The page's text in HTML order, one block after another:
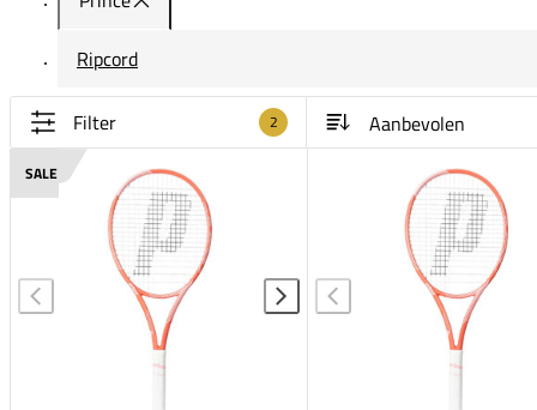
Ripcord
Filter 2
SALE